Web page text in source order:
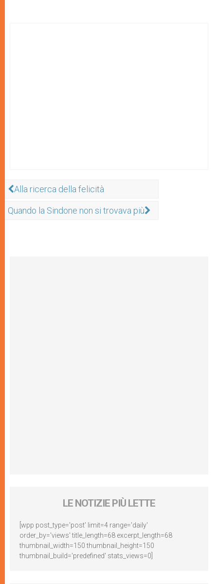
Alla ricerca della felicità
Quando la Sindone non si trovava più
LE NOTIZIE PIÙ LETTE
[wpp post_type='post' limit=4 range='daily'
order_by='views' title_length=68 excerpt_length=68
thumbnail_width=150 thumbnail_height=150
thumbnail_build='predefined' stats_views=0]